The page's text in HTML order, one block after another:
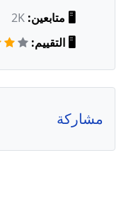
🖥️ متابعين: 2K
🖥️ التقييم:
مشاركة